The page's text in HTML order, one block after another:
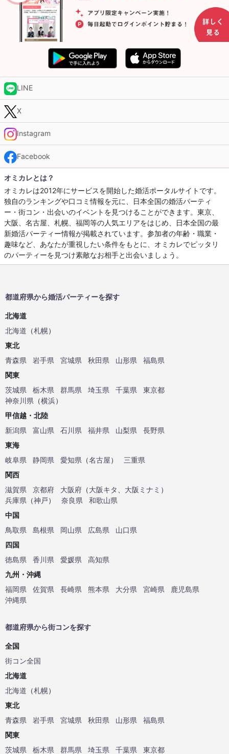
LINE
X
Instagram
Facebook
オミカレとは？
オミカレは2012年にサービスを開始した婚活ポータルサイトです。
独自のランキングや口コミ情報を元に、日本全国の婚活パーティ
ー・街コン・出会いのイベントを見つけることができます。東京、
大阪、名古屋、札幌、福岡等の人気エリアをはじめ、日本全国の最
新婚活パーティー情報が掲載されています。参加者の年齢・職業・
趣味など、あなたが重視したい条件をもとに、オミカレでピッタリ
のパーティーを見つけ素敵なお相手と出会いましょう。
都道府県から婚活パーティーを探す
北海道
北海道 （札幌）
東北
青森県
岩手県 宮城県 秋田県 山形県
福島県
関東
茨城県
栃木県 群馬県 埼玉県 千葉県
東京都
神奈川県 （横浜）
甲信越・北陸
新潟県
富山県 石川県 福井県 山梨県
長野県
東海
岐阜県
静岡県 愛知県 （名古屋）
三重県
関西
滋賀県
京都府 大阪府 （大阪キタ 大阪ミナミ ）
兵庫県 （神戸） 奈良県
和歌山県
中国
鳥取県
島根県 岡山県 広島県
山口県
四国
徳島県
香川県 愛媛県
高知県
九州・沖縄
福岡県
佐賀県 長崎県 熊本県 大分県 宮崎県
鹿児島県
沖縄県
都道府県から街コンを探す
全国
街コン全国
北海道
北海道 （札幌）
東北
青森県
岩手県 宮城県 秋田県 山形県
福島県
関東
茨城県
栃木県 群馬県 埼玉県 千葉県 東京都